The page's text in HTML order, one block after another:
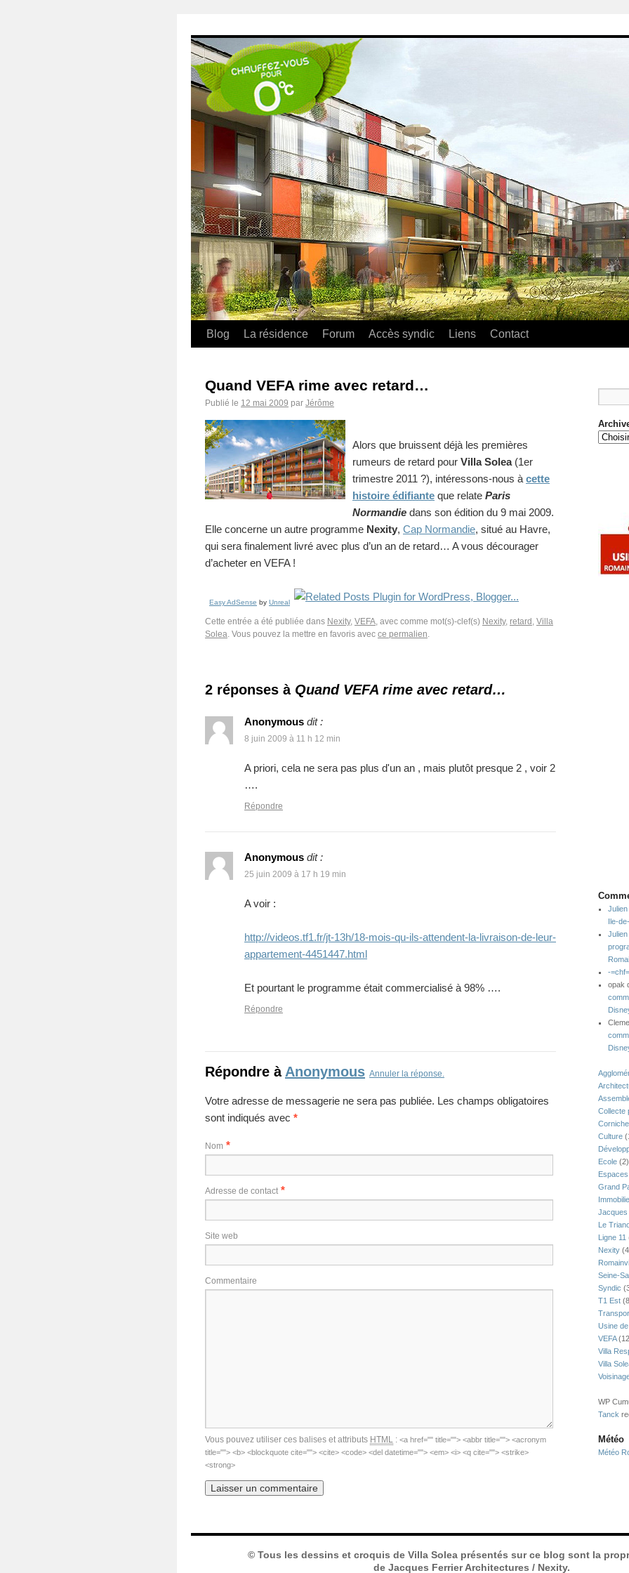
Blog La résidence Forum Accès syndic Liens Contact
Quand VEFA rime avec retard…
Publié le 12 mai 2009 par Jérôme
Alors que bruissent déjà les premières
rumeurs de retard pour Villa Solea(1er
trimestre 2011 ?), intéressons-nous à cette
histoire édifiante que relate Paris
Normandie dans son édition du 9 mai 2009.
Elle concerne un autre programme Nexity, Cap Normandie, situé au Havre,
qui sera finalement livré avec plus d’un an de retard… A vous décourager
d’acheter en VEFA !
Easy AdSense by Unreal
Cette entrée a été publiée dans Nexity, VEFA, avec comme mot(s)-clef(s) Nexity, retard , Villa
Solea. Vous pouvez la mettre en favoris avec ce permalien.
2 réponses à Quand VEFA rime avec retard…
Anonymous dit :
8 juin 2009 à 11 h 12 min
A priori, cela ne sera pas plus d'un an , mais plutôt presque 2 , voir 2
….
Répondre
Anonymous dit :
25 juin 2009 à 17 h 19 min
A voir :
http://videos.tf1.fr/jt-13h/18-mois-qu-ils-attendent-la-livraison-de-leur-
appartement-4451447.html
Et pourtant le programme était commercialisé à 98% ….
Répondre
Répondre à Anonymous Annuler la réponse.
Votre adresse de messagerie ne sera pas publiée. Les champs obligatoires
sont indiqués avec *
Nom *
Adresse de contact *
Site web
Commentaire
Vous pouvez utiliser ces balises et attributs HTML : <a href="" title=""> <abbr title=""> <acronym
title=""> <b> <blockquote cite=""> <cite> <code> <del datetime=""> <em> <i> <q cite=""> <strike>
<strong>
Julien
Ile-
Julien
-
opak
Collecte
Culture
Ecole (2)
Grand
Le
Ligne 11
Nexity
Seine-
Syndic
T1 Est
Usine
VEFA
Villa
Villa
WP
Tanck
Météo
Météo
© Tous les dessins et croquis de Villa Solea présentés sur ce blog sont la
de Jacques Ferrier Architectures / Nexity.